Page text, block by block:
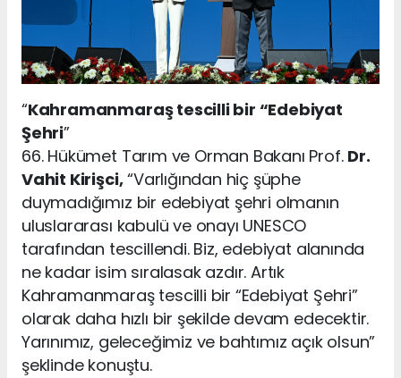
“Kahramanmaraş tescilli bir “Edebiyat
Şehri”
66. Hükümet Tarım ve Orman Bakanı Prof. Dr.
Vahit Kirişci,“Varlığından hiç şüphe
duymadığımız bir edebiyat şehri olmanın
uluslararası kabulü ve onayı UNESCO
tarafından tescillendi. Biz, edebiyat alanında
ne kadar isim sıralasak azdır. Artık
Kahramanmaraş tescilli bir “Edebiyat Şehri”
olarak daha hızlı bir şekilde devam edecektir.
Yarınımız, geleceğimiz ve bahtımız açık olsun”
şeklinde konuştu.